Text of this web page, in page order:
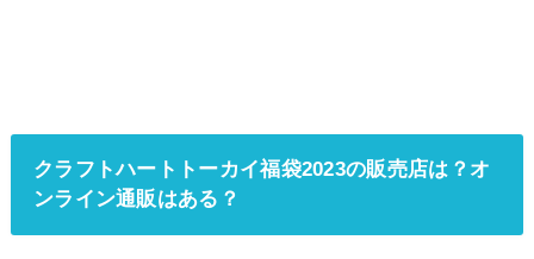
クラフトハートトーカイ福袋2023の販売店は？オ
ンライン通販はある？